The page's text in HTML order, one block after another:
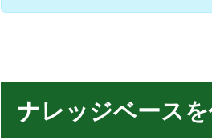
ナレッジベース